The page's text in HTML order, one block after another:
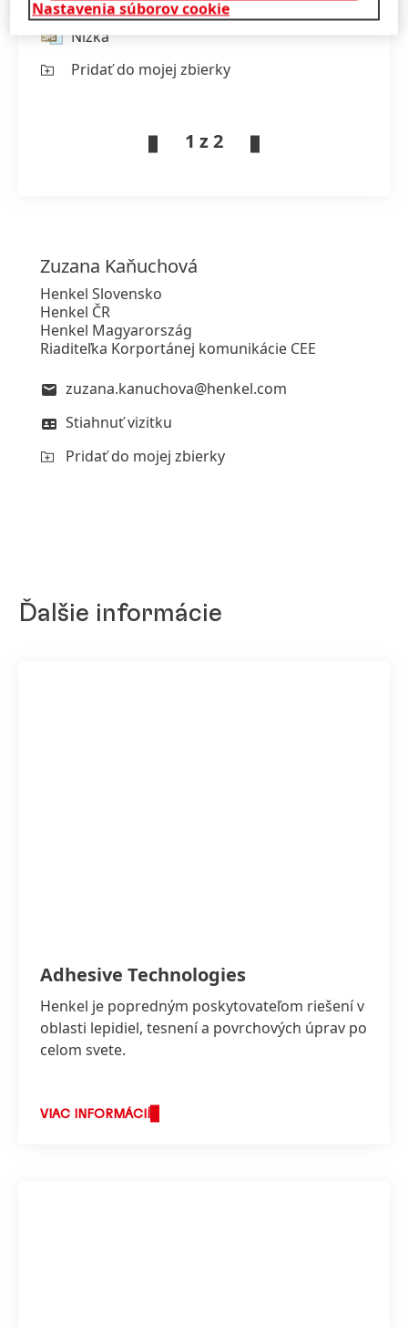
Nízka
Pridať do mojej zbierky
1 z 2
Zuzana Kaňuchová
Henkel Slovensko
Henkel ČR
Henkel Magyarország
Riaditeľka Korportánej komunikácie CEE
zuzana.kanuchova@henkel.com
Stiahnuť vizitku
Pridať do mojej zbierky
Ďalšie informácie
Adhesive Technologies
Henkel je popredným poskytovateľom riešení v
oblasti lepidiel, tesnení a povrchových úprav po
celom svete.
VIAC INFORMÁCIÍ
Nastavenia súborov cookie